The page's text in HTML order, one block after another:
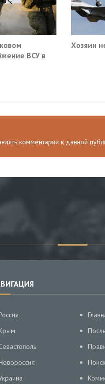
ВСУ в
Хозяин
комментарии к данной